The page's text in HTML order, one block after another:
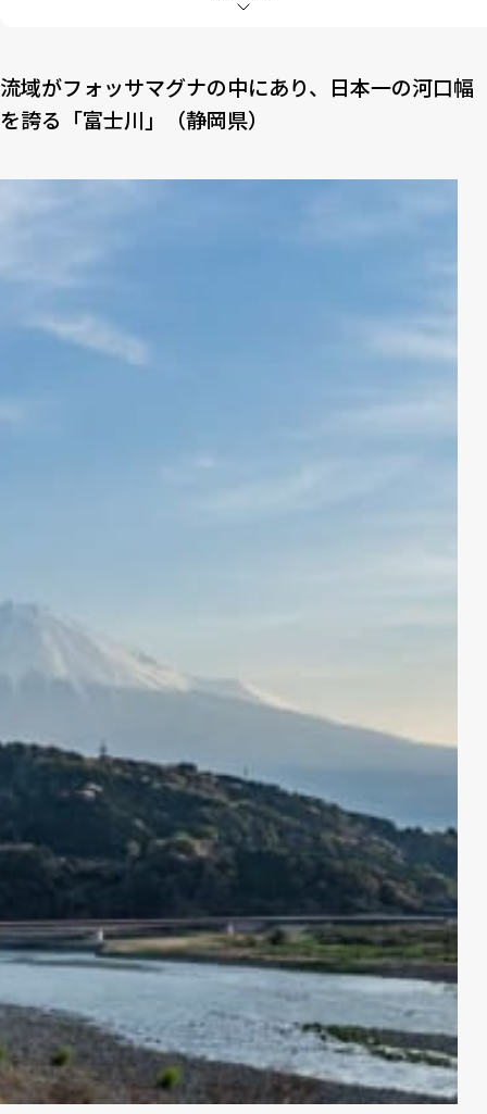
流域がフォッサマグナの中にあり、日本一の河口幅
を誇る「富士川」（静岡県）